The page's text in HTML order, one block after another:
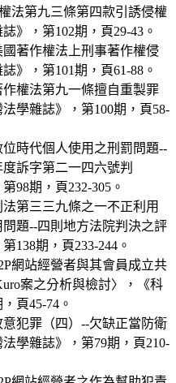
法第九三條第四款引誘侵權
》，第102期，頁29-43。
著作權法上刑事著作權侵
》，第101期，頁61-88。
權法第九一條擅自重製罪
學雜誌》，第100期，頁58-
時代個人使用之刑罰問題--
訴字第二一四六號判
98期，頁232-305。
第三三九條之一不正利用
題--四則地方法院判決之評
138期，頁233-244。
網站經營者與其會員成立共
案之分析與檢討〉，《科
頁45-74。
犯罪（四）--欠缺正當防衛
學雜誌》，第79期，頁210-